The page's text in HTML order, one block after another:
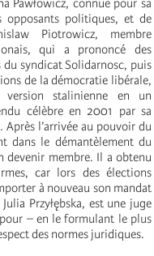
Pawłowicz, connue pour sa
opposants politiques, et de
Piotrowicz, membre
qui a prononcé des
syndicat Solidarnosc, puis
de la démocratie libérale,
version stalinienne en un
célèbre en 2001 par sa
Après l’arrivée au pouvoir du
dans le démantèlement du
membre. Il a obtenu
car lors des élections
à nouveau son mandat
Przyłębska, est une juge
– en le formulant le plus
des normes juridiques.